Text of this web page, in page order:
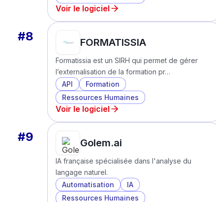
Voir le logiciel
#8 FORMATISSIA
Formatissia est un SIRH qui permet de gérer
l’externalisation de la formation pr…
API
Formation
Ressources Humaines
Voir le logiciel
#9 Golem.ai
IA française spécialisée dans l'analyse du
langage naturel.
Automatisation
IA
Ressources Humaines